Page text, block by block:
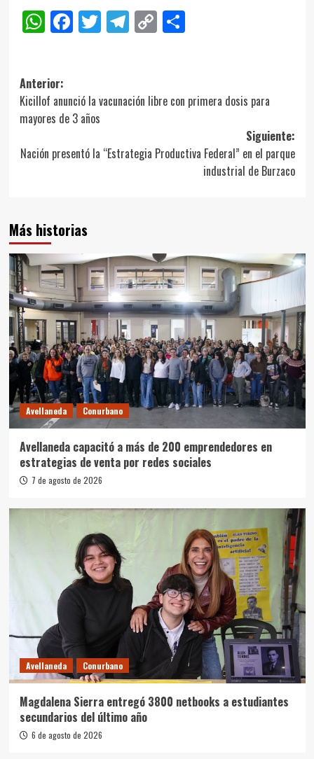
WhatsApp
Facebook
Twitter
Telegram
CopyCompartir
Navegación
de
entradas
Anterior:
Kicillof anunció la vacunación libre con primera dosis para
mayores de 3 años
Siguiente:
Nación presentó la “Estrategia Productiva Federal” en el parque
industrial de Burzaco
Más historias
Avellaneda Conurbano
Avellaneda capacitó a más de 200 emprendedores en
estrategias de venta por redes sociales
7 de agosto de 2026
Avellaneda Conurbano
Magdalena Sierra entregó 3800 netbooks a estudiantes
secundarios del último año
6 de agosto de 2026